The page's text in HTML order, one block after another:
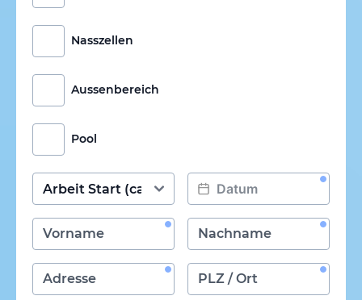
Nasszellen
Aussenbereich
Pool